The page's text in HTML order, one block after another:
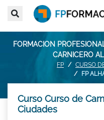
FORMACION
CARNICERO
FP
CURSO
FP
Curso Curso de
Ciudades